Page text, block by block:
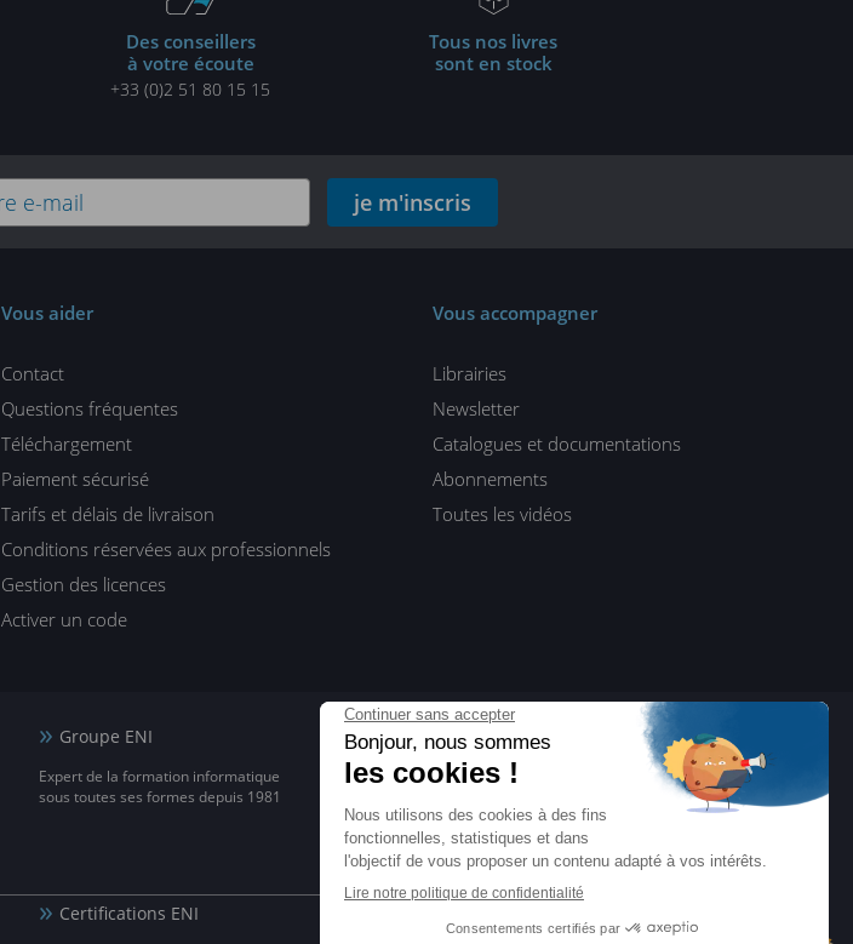
Des conseillers
à votre écoute
+33 (0)2 51 80 15 15
Tous nos livres
sont en stock
je m'inscris
Vous aider
Contact
Questions fréquentes
Téléchargement
Paiement sécurisé
Tarifs et délais de livraison
Conditions réservées aux professionnels
Gestion des licences
Activer un code
Vous accompagner
Librairies
Newsletter
Catalogues et documentations
Abonnements
Toutes les vidéos
Groupe ENI
Expert de la formation informatique
sous toutes ses formes depuis 1981
ENI Blog
Actualités, interviews, dossiers…
Certifications ENI